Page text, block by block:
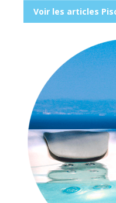
Voir les articles